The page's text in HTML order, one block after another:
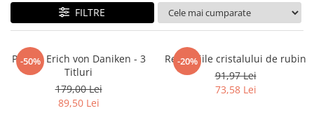
Arte Divinatorii
Chiromantie
Dezvoltare Spirituala
KidConnection
FILTRE
-50%
Pachet Erich von Daniken - 3
Titluri
179,00 Lei
89,50 Lei
-20%
Revelatiile cristalului de rubin
91,97 Lei
73,58 Lei